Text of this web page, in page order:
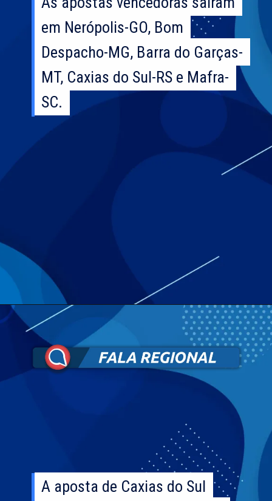
em Nerópolis-GO, Bom
Despacho-MG, Barra do Garças-
MT, Caxias do Sul-RS e Mafra-
SC.
em Nerópolis-GO, Bom
Despacho-MG, Barra do Garças-
MT, Caxias do Sul-RS e Mafra-
SC.
A aposta de Caxias do Sul
A aposta de Caxias do Sul